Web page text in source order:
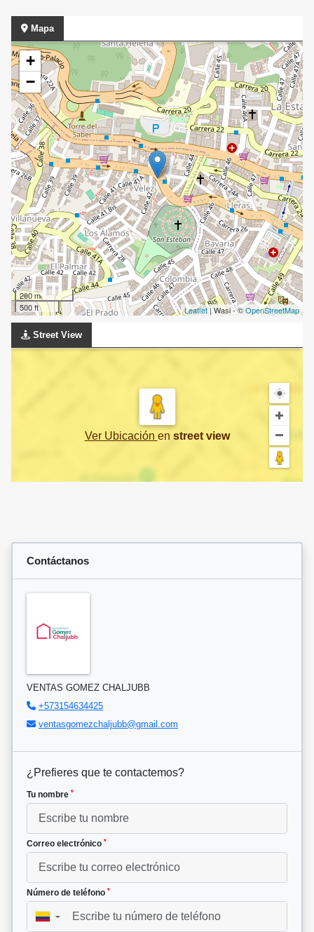
Mapa
+
−
200 m
500 ft
Leaflet| Wasi - ©OpenStreetMap
Street View
Ver Ubicación en street view
Contáctanos
VENTAS GOMEZ CHALJUBB
+573154634425
ventasgomezchaljubb@gmail.com
¿Prefieres que te contactemos?
Tu nombre *
Correo electrónico *
Número de teléfono *
▼